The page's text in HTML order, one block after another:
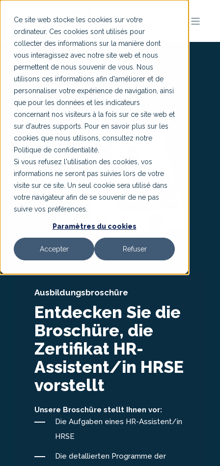
Ce site web stocke les cookies sur votre
ordinateur. Ces cookies sont utilisés pour
collecter des informations sur la manière dont
vous interagissez avec notre site web et nous
permettent de nous souvenir de vous. Nous
utilisons ces informations afin d'améliorer et de
personnaliser votre expérience de navigation, ainsi
que pour les données et les indicateurs
concernant nos visiteurs à la fois sur ce site web et
sur d'autres supports. Pour en savoir plus sur les
cookies que nous utilisons, consultez notre
Politique de confidentialité.
Si vous refusez l'utilisation des cookies, vos
informations ne seront pas suivies lors de votre
visite sur ce site. Un seul cookie sera utilisé dans
votre navigateur afin de se souvenir de ne pas
suivre vos préférences.
Paramètres du cookies
Accepter Refuser
Ausbildungsbroschüre
Entdecken Sie die
Broschüre, die
Zertifikat HR-
Assistent/in HRSE
vorstellt
Unsere Broschüre stellt Ihnen vor:
Die Aufgaben eines HR-Assistent/in
HRSE
Die detallierten Programme der